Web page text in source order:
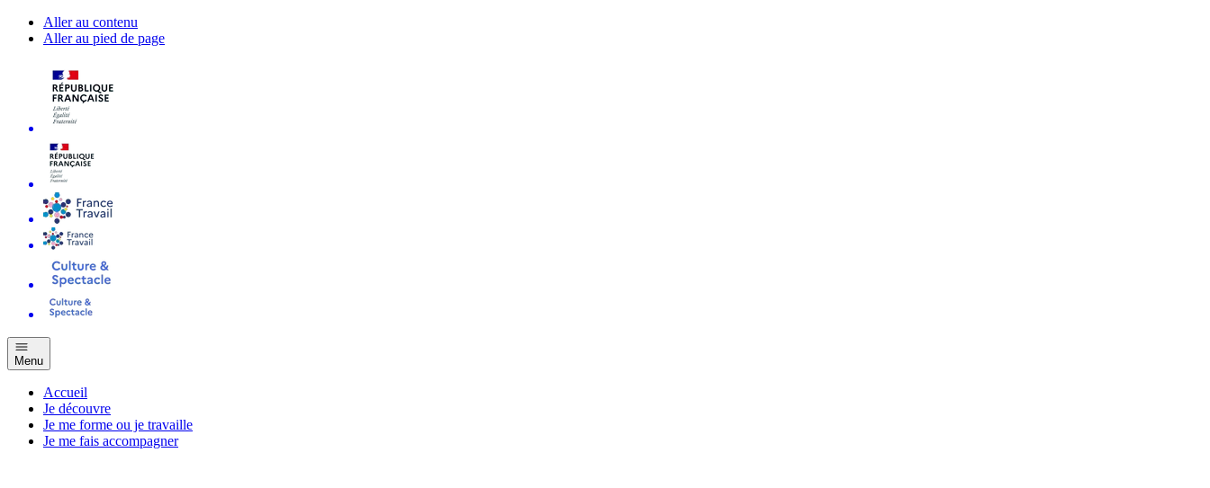
Aller au contenu
Aller au pied de page
Menu
Accueil
Je découvre
Je me forme ou je travaille
Je me fais accompagner